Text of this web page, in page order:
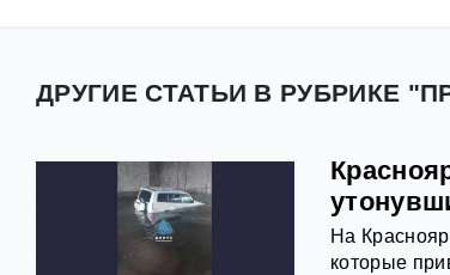
ДРУГИЕ СТАТЬИ В РУБРИКЕ
На
которые